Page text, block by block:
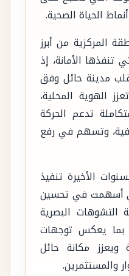
الحياة الصحية.
المركزية من أبرز
تنفذها الأمانة، إذ
مدينة حائل وفق
الهوية المحلية،
تدعم الحركة
وتسهم في رفع
الأخيرة تنفيذ
أسهمت في تحسين
التشوهات البصرية
بما يعكس توجهات
ويعزز مكانة حائل
والمستثمرين.